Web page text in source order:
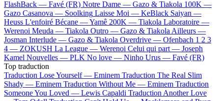
FlashBack — Favé (FR) Notre Dame — Gazo & Tiakola 100K —
Gazo Casanova — Soolking Laisse Moi — KeBlack Saiyan —
Heuss L'enfoiré Bécane —Yamê 200K — Tiakola Laboratoire —
Werenoi Meuda — Tiakola Outro — Gazo & TiakolaAilleurs —
Josman Interlude — Gazo & Tiakola Overdrive — Ofenbach 1 2 3
4 — ZOKUSH La League — Werenoi Celui qui part — Joseph
Kamel Nouvelles — PLK No love — Ninho Urus — Favé (FR)
Top traduction
Traduction Lose Yourself — Eminem Traduction The Real Slim
Shady — Eminem Traduction Without Me — Eminem Traduction
Someone You Loved — Lewis Capaldi Traduction Another Love